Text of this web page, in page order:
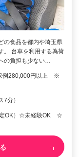
の食品を都内や埼玉県
。 台車を利用する為荷
の負担も少ない…
例280,000円以上 ※
分）
定OK）☆未経験OK ☆